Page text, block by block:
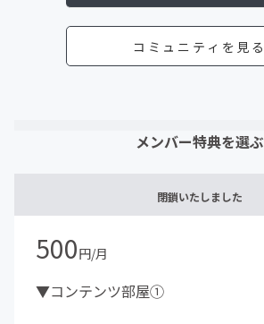
コミュニティを見る
メンバー特典を選ぶ
閉鎖いたしました
500円/月
▼コンテンツ部屋①